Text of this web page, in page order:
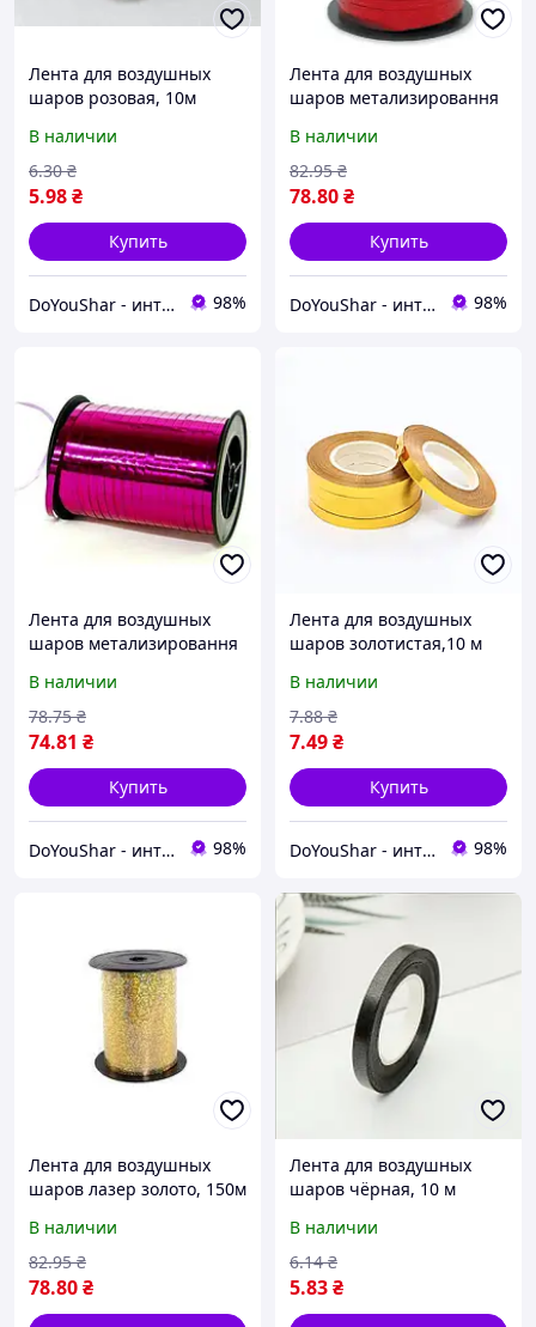
Лента для воздушных
шаров розовая, 10м
В наличии
5.98₴
6.30 ₴
Купить
DoYouShar - интернет-магазин товаров для праздника 98%
Лента для воздушных
шаров метализировання
В наличии
78.80₴
82.95 ₴
Купить
DoYouShar - интернет-магазин товаров для праздника 98%
Лента для воздушных
шаров метализировання
В наличии
74.81 ₴
78.75 ₴
Купить
DoYouShar - интернет-магазин товаров для праздника 98%
Лента для воздушных
шаров золотистая,10 м
В наличии
7.49₴
7.88 ₴
Купить
DoYouShar - интернет-магазин товаров для праздника 98%
Лента для воздушных
шаров лазер золото, 150м
В наличии
78.80₴
82.95 ₴
Лента для воздушных
шаров чёрная, 10 м
В наличии
5.83₴
6.14 ₴